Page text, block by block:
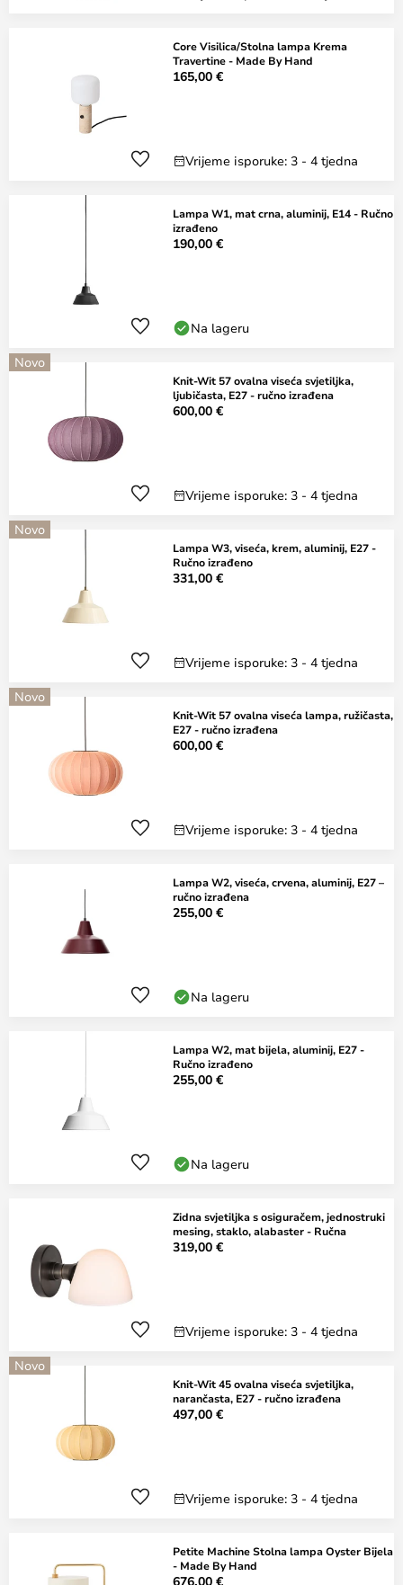
Core Visilica/Stolna lampa Krema
Travertine - Made By Hand
165,00 €
Vrijeme isporuke: 3 - 4 tjedna
Lampa W1, mat crna, aluminij, E14 - Ručno
izrađeno
190,00 €
Na lageru
Novo
Knit-Wit 57 ovalna viseća svjetiljka,
ljubičasta, E27 - ručno izrađena
600,00 €
Vrijeme isporuke: 3 - 4 tjedna
Novo
Lampa W3, viseća, krem, aluminij, E27 -
Ručno izrađeno
331,00 €
Vrijeme isporuke: 3 - 4 tjedna
Novo
Knit-Wit 57 ovalna viseća lampa, ružičasta,
E27 - ručno izrađena
600,00 €
Vrijeme isporuke: 3 - 4 tjedna
Lampa W2, viseća, crvena, aluminij, E27 –
ručno izrađena
255,00 €
Na lageru
Lampa W2, mat bijela, aluminij, E27 -
Ručno izrađeno
255,00 €
Na lageru
Zidna svjetiljka s osiguračem, jednostruki
mesing, staklo, alabaster - Ručna
319,00 €
Vrijeme isporuke: 3 - 4 tjedna
Novo
Knit-Wit 45 ovalna viseća svjetiljka,
narančasta, E27 - ručno izrađena
497,00 €
Vrijeme isporuke: 3 - 4 tjedna
Petite Machine Stolna lampa Oyster Bijela
- Made By Hand
676,00 €